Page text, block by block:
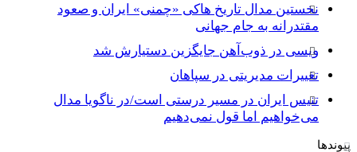
نخستین مدال تاریخ هاکی «چمنی» ایران و صعود
مقتدرانه به جام جهانی
ویسی در ذوب‌آهن جایگزین دستیارش شد
تغییرات مدیریتی در سپاهان
تنیس ایران در مسیر درستی است/در ناگویا مدال
می‌خواهیم اما قول نمی‌دهیم
پیوندها